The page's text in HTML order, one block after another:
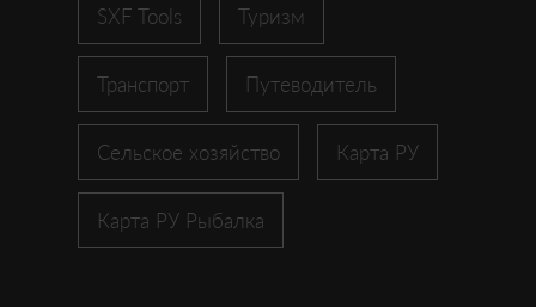
SXF Tools Туризм
Транспорт Путеводитель
Сельское хозяйство Карта РУ
Карта РУ Рыбалка